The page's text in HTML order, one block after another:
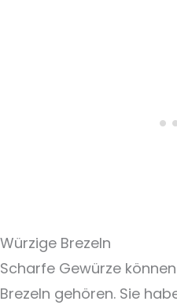
Würzige Brezeln
Scharfe Gewürze
Brezeln gehören. Sie